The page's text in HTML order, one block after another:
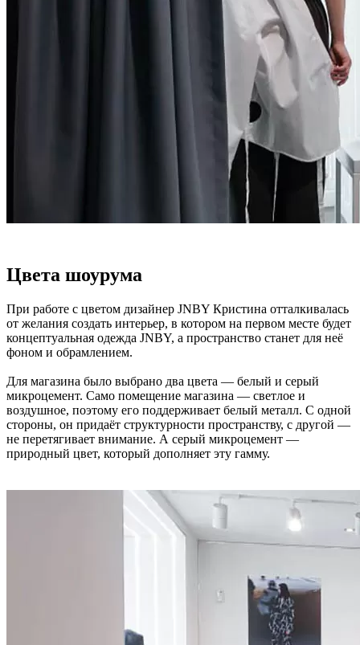
Цвета шоурума
При работе с цветом дизайнер JNBY Кристина отталкивалась
от желания создать интерьер, в котором на первом месте будет
концептуальная одежда JNBY, а пространство станет для неё
фоном и обрамлением.
Для магазина было выбрано два цвета — белый и серый
микроцемент. Само помещение магазина — светлое и
воздушное, поэтому его поддерживает белый металл. С одной
стороны, он придаёт структурности пространству, с другой —
не перетягивает внимание. А серый микроцемент —
природный цвет, который дополняет эту гамму.